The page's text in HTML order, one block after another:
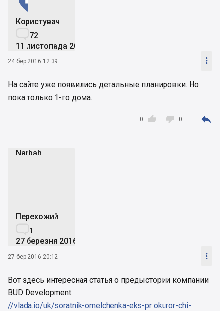
Користувач
72
11 листопада 2015
24 бер 2016 12:39 
На сайте уже появились детальные планировки. Но
пока только 1-го дома.

0  0 
Narbah
Перехожий
1
27 березня 2016
27 бер 2016 20:12 
Вот здесь интересная статья о предыстории компании
BUD Development:
//vlada.io/uk/soratnik-omelchenka-eks-pr okuror-chi-